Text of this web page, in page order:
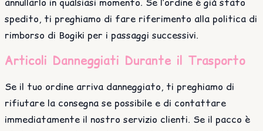
spedito, ti preghiamo di fare riferimento alla politica di
rimborso di Bogiki per i passaggi successivi.
Articoli Danneggiati Durante il Trasporto
Se il tuo ordine arriva danneggiato, ti preghiamo di
rifiutare la consegna se possibile e di contattare
immediatamente il nostro servizio clienti. Se il pacco è